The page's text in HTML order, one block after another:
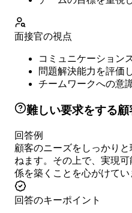
面接官の視点
コミュニケーション
問題解決能力を評価
チームワークへの意
難しい要求をする
回答例
顧客のニーズをしっかり
ねます。その上で、実現
係を築くことを心がけてい
回答のキーポイント